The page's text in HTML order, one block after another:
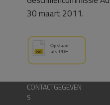
30 maart 2011.
CONTACTGEGEVEN
S